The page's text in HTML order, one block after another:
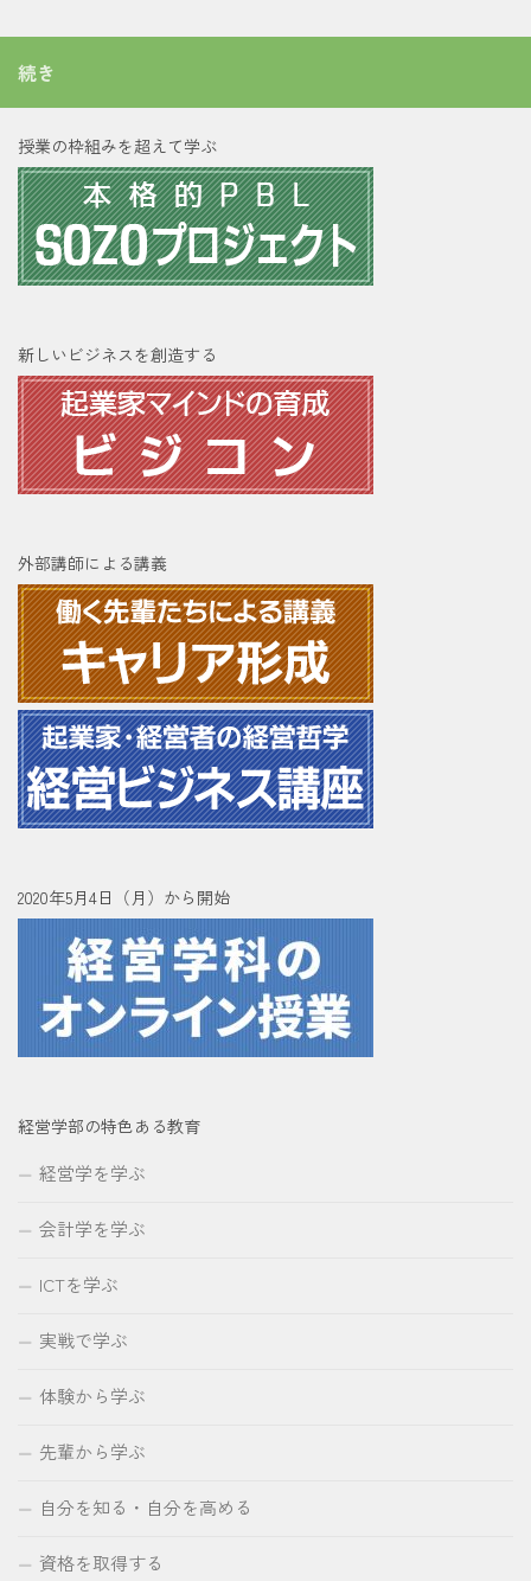
続き
授業の枠組みを超えて学ぶ
新しいビジネスを創造する
外部講師による講義
2020年5月4日（月）から開始
経営学部の特色ある教育
経営学を学ぶ
会計学を学ぶ
ICTを学ぶ
実戦で学ぶ
体験から学ぶ
先輩から学ぶ
自分を知る・自分を高める
資格を取得する